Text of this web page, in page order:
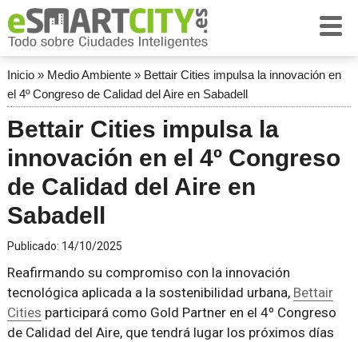
Inicio» Medio Ambiente» Bettair Cities impulsa la innovación en
el 4º Congreso de Calidad del Aire en Sabadell
Bettair Cities impulsa la
innovación en el 4º Congreso
de Calidad del Aire en
Sabadell
Publicado: 14/10/2025
Reafirmando su compromiso con la innovación
tecnológica aplicada a la sostenibilidad urbana, Bettair
Cities participará como Gold Partner en el 4º Congreso
de Calidad del Aire, que tendrá lugar los próximos días